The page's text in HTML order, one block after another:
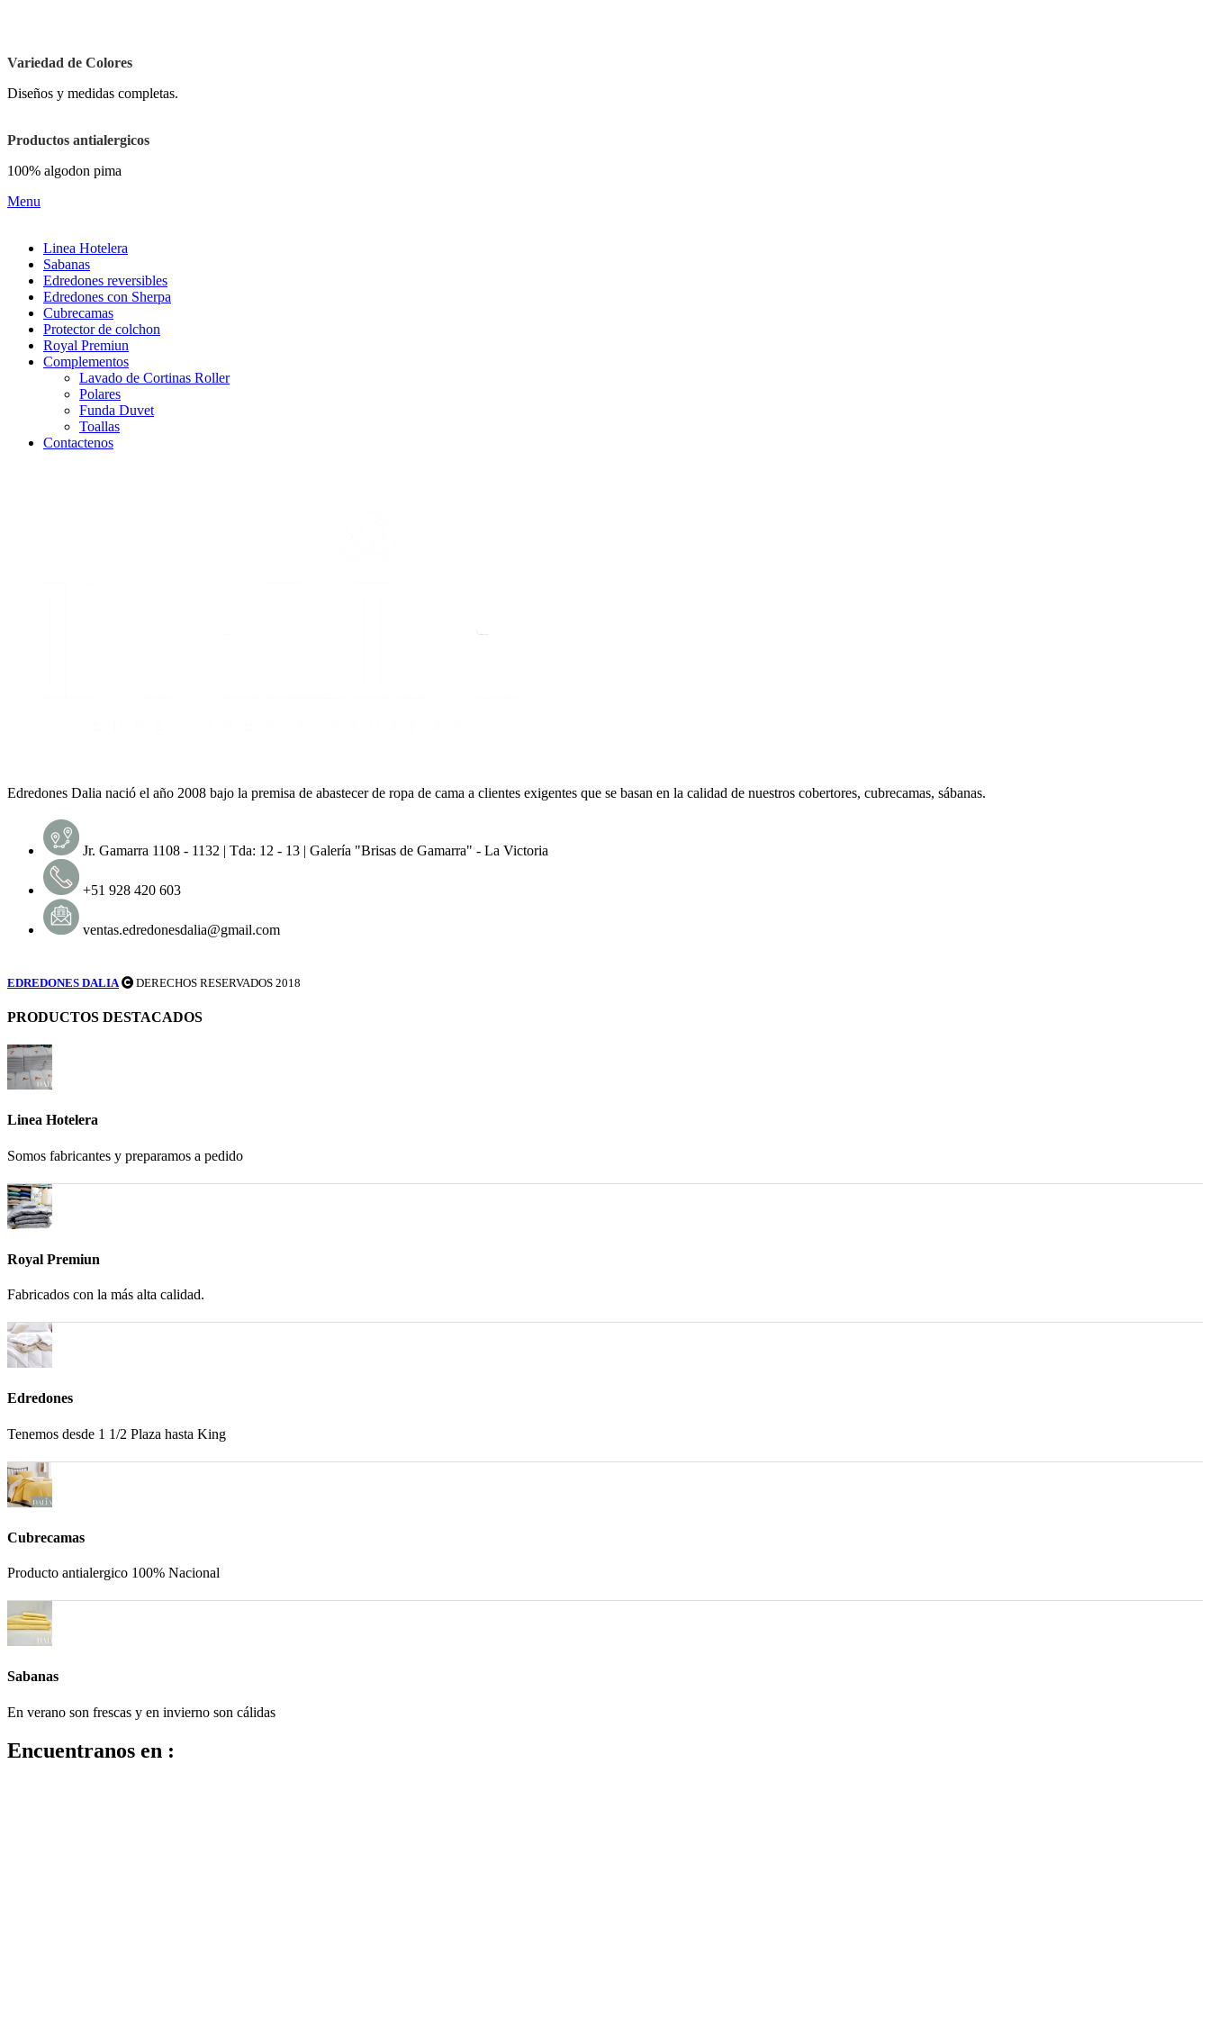
Variedad de Colores
Diseños y medidas completas.
Productos antialergicos
100% algodon pima
Menu
Linea Hotelera
Sabanas
Edredones reversibles
Edredones con Sherpa
Cubrecamas
Protector de colchon
Royal Premiun
Complementos
Lavado de Cortinas Roller
Polares
Funda Duvet
Toallas
Contactenos
Edredones Dalia nació el año 2008 bajo la premisa de abastecer de ropa de cama a clientes exigentes que se basan en la calidad de nuestros cobertores, cubrecamas, sábanas.
Jr. Gamarra 1108 - 1132 | Tda: 12 - 13 | Galería "Brisas de Gamarra" - La Victoria
+51 928 420 603
ventas.edredonesdalia@gmail.com
EDREDONES DALIA DERECHOS RESERVADOS 2018
PRODUCTOS DESTACADOS
Linea Hotelera
Somos fabricantes y preparamos a pedido
Royal Premiun
Fabricados con la más alta calidad.
Edredones
Tenemos desde 1 1/2 Plaza hasta King
Cubrecamas
Producto antialergico 100% Nacional
Sabanas
En verano son frescas y en invierno son cálidas
Encuentranos en :